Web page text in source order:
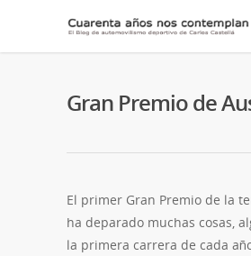
Gran Premio de
El primer Gran Premio de la
ha deparado muchas cosas,
la primera carrera de cada